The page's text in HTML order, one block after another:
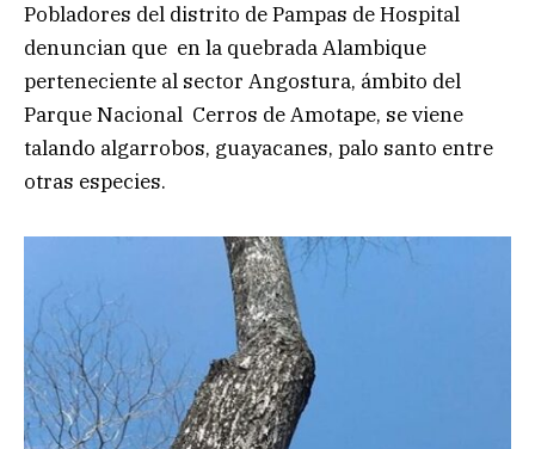
Pobladores del distrito de Pampas de Hospital
denuncian que en la quebrada Alambique
perteneciente al sector Angostura, ámbito del
Parque Nacional Cerros de Amotape, se viene
talando algarrobos, guayacanes, palo santo entre
otras especies.